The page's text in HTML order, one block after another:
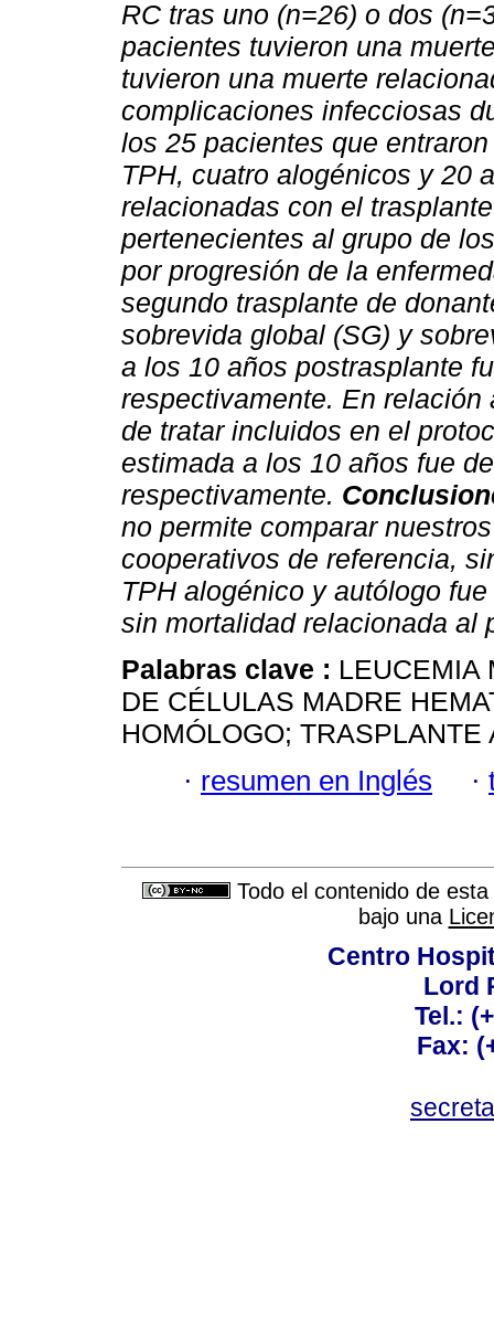
RC tras uno (n=26) o dos
pacientes tuvieron una
tuvieron una muerte
complicaciones infecciosas
los 25 pacientes que
TPH, cuatro alogénicos y 20
relacionadas con el
pertenecientes al grupo de
por progresión de la
segundo trasplante de
sobrevida global (SG) y
a los 10 años postrasplante
respectivamente. En
de tratar incluidos en el
estimada a los 10 años fue
respectivamente.
no permite comparar
cooperativos de referencia,
TPH alogénico y autólogo
sin mortalidad relacionada al
Palabras clave : LEUCEMIA
DE CÉLULAS MADRE
HOMÓLOGO; TRASPLANTE
· resumen en Inglés ·
Todo el contenido de
bajo una
Centro
Lord
Tel.:
Fax: